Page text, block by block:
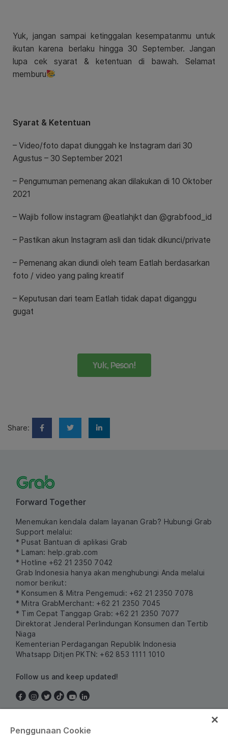
Yuk, jangan sampai ketinggalan kesempatanmu untuk
ikutan karena berlaku hingga 30 September. Jangan
lupa cek syarat & ketentuan di bawah. Selamat
memburu
Syarat & Ketentuan
– Video/foto dapat diunggah ke Instagram dari 30
Agustus – 30 September 2021
– Pengumuman pemenang akan dilakukan di 10 Oktober
2021
– Wajib follow instagram @eatlahjkt dan @grabfood_id
– Pastikan akun Instagram asli dan tidak dikunci/private
– Pemenang akan diundi oleh team Eatlah berdasarkan
foto / video yang paling kreatif
– Keputusan dari team Eatlah tidak dapat diganggu
gugat
Yuk, Pesan!
Share:
Forward Together
Menemukan kendala dalam layanan Grab? Hubungi Grab
Support melalui:
* Pusat Bantuan di aplikasi Grab
* Laman: help.grab.com
* Hotline +62 21 2350 7042
Grab Indonesia hanya akan menghubungi Anda melalui
nomor berikut:
* Konsumen & Mitra Pengemudi: +62 21 2350 7078
* Mitra GrabMerchant: +62 21 2350 7045
* Tim Cepat Tanggap Grab: +62 21 2350 7077
Direktorat Jenderal Perlindungan Konsumen dan Tertib
Niaga
Kementerian Perdagangan Republik Indonesia
Whatsapp Ditjen PKTN: +62 853 1111 1010
Follow us and keep updated!
Penggunaan Cookie